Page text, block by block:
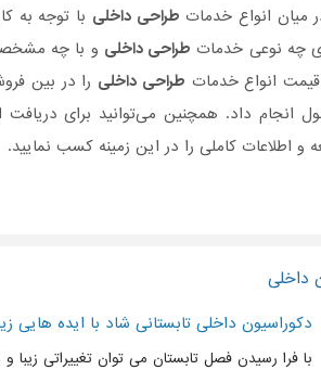
میان انواع خدمات طراحی داخلی با توجه به
چه نوعی خدمات طراحی داخلی و با چه
انواع خدمات طراحی داخلی را در بین
انجام داد. همچنین می‌توانید برای
اطلاعات کاملی را در این زمینه کسب نمایید.
داخلی
دکوراسیون داخلی تابستانی شاد با ایده هایی
با فرا رسیدن فصل تابستان می توان تغییراتی